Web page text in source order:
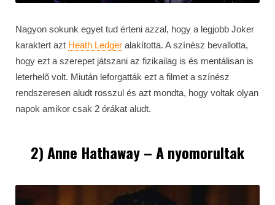
Nagyon sokunk egyet tud érteni azzal, hogy a legjobb Joker
karaktert azt Heath Ledger alakította. A színész bevallotta,
hogy ezt a szerepet játszani az fizikailag is és mentálisan is
leterhelő volt. Miután leforgatták ezt a filmet a színész
rendszeresen aludt rosszul és azt mondta, hogy voltak olyan
napok amikor csak 2 órákat aludt.
2) Anne Hathaway – A nyomorultak